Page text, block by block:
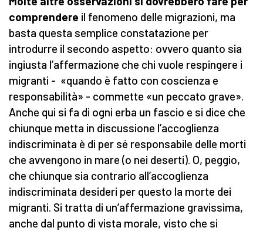
comprendere il fenomeno delle migrazioni, ma
basta questa semplice constatazione per
introdurre il secondo aspetto: ovvero quanto sia
ingiusta l’affermazione che chi vuole respingere i
migranti - «quando è fatto con coscienza e
responsabilità» - commette «un peccato grave».
Anche qui si fa di ogni erba un fascio e si dice che
chiunque metta in discussione l’accoglienza
indiscriminata è di per sé responsabile delle morti
che avvengono in mare (o nei deserti). O, peggio,
che chiunque sia contrario all’accoglienza
indiscriminata desideri per questo la morte dei
migranti. Si tratta di un’affermazione gravissima,
anche dal punto di vista morale, visto che si